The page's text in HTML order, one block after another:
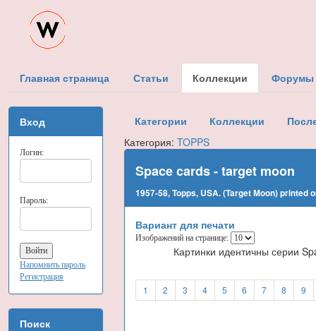
Главная страница Статьи Коллекции Форумы
Вход
Логин:
Пароль:
Напомнить пароль
Регистрация
Поиск
Категории Коллекции
Категория:TOPPS
Space cards - target moon
1957-58, Topps, USA. (Target Moon) printed
Вариант для печати
Изображений на странице:
Картинки идентичны серии
1 2 3 4 5 6 7 8 9